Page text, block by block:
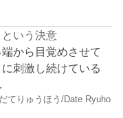
という決意
から目覚めさせて
刺激し続けている
だてりゅうほう/Date Ryuho